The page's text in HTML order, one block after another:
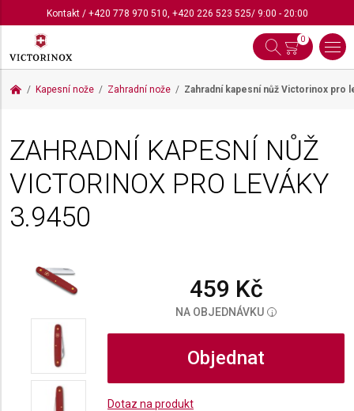
Kontakt/ +420 778 970 510, +420 226 523 525/ 9:00 - 20:00
0
Kapesní nože Zahradní nože Zahradní kapesní nůž Victorinox pro
ZAHRADNÍ KAPESNÍ NŮŽ
VICTORINOX PRO LEVÁKY
3.9450
459 Kč
NA OBJEDNÁVKU i
Objednat
Dotaz na produkt